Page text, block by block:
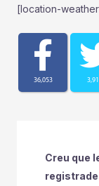
[location-
36,053
Creu que